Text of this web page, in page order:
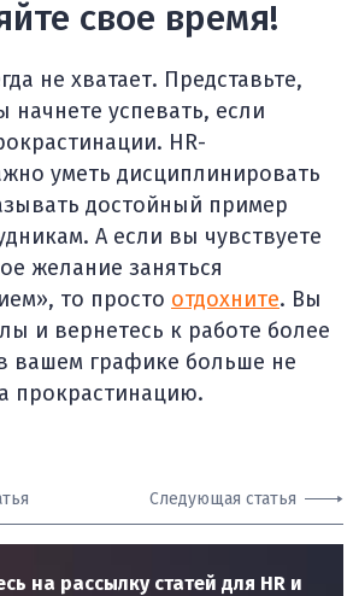
свое время!
не хватает. Представьте,
начнете успевать, если
HR-
уметь дисциплинировать
достойный пример
А если вы чувствуете
желание заняться
то просто отдохните. Вы
и вернетесь к работе более
вашем графике больше не
прокрастинацию.
Следующая статья
на рассылку статей для HR и